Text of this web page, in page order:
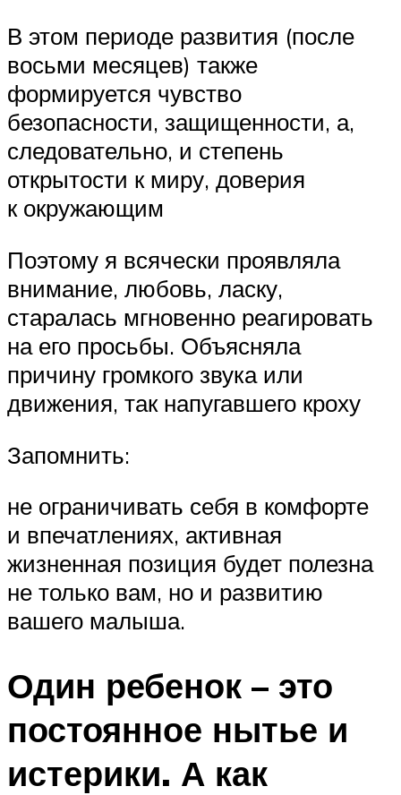
В этом периоде развития (после
восьми месяцев) также
формируется чувство
безопасности, защищенности, а,
следовательно, и степень
открытости к миру, доверия
к окружающим
Поэтому я всячески проявляла
внимание, любовь, ласку,
старалась мгновенно реагировать
на его просьбы. Объясняла
причину громкого звука или
движения, так напугавшего кроху
Запомнить:
не ограничивать себя в комфорте
и впечатлениях, активная
жизненная позиция будет полезна
не только вам, но и развитию
вашего малыша.
Один ребенок – это
постоянное нытье и
истерики. А как